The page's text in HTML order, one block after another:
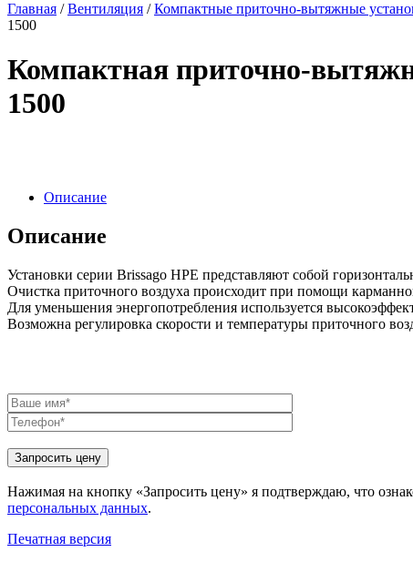
Главная /Вентиляция /Компактные приточно-вытяжные
1500
Компактная приточно-
1500
Описание
Описание
Установки серии Brissago HPE представляют собой
Очистка приточного воздуха происходит при помощи
Для уменьшения энергопотребления используется
Возможна регулировка скорости и температуры приточного
Нажимая на кнопку «Запросить цену» я подтверждаю, что
персональных данных.
Печатная версия